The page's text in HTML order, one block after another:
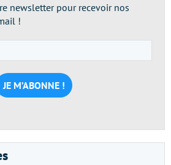
newsletter pour recevoir nos
!
e-
mail
*